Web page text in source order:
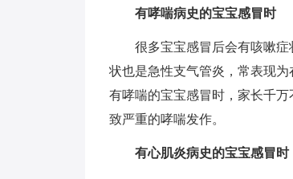
有哮喘病史的宝宝感冒时
很多宝宝感冒后会有咳嗽症
状也是急性支气管炎，常表现
有哮喘的宝宝感冒时，家长千
致严重的哮喘发作。
有心肌炎病史的宝宝感冒时